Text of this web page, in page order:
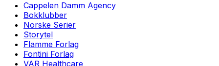
Cappelen Damm Agency
Bokklubber
Norske Serier
Storytel
Flamme Forlag
Fontini Forlag
VAR Healthcare